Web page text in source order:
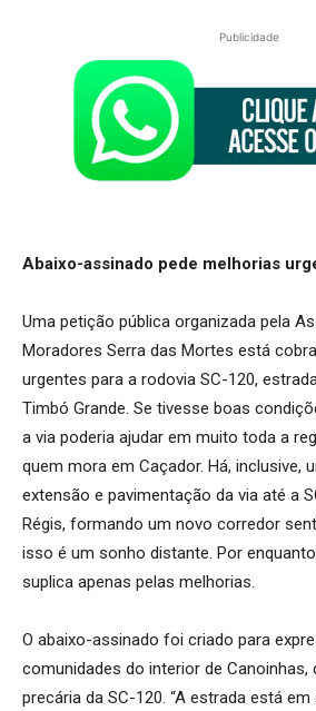
Publicidade
Abaixo-assinado pede melhorias
Uma petição pública organizada pela
Moradores Serra das Mortes está
urgentes para a rodovia SC-120,
Timbó Grande. Se tivesse boas
a via poderia ajudar em muito toda a
quem mora em Caçador. Há, inclusive,
extensão e pavimentação da via até a
Régis, formando um novo corredor
isso é um sonho distante. Por
suplica apenas pelas melhorias.
O abaixo-assinado foi criado para
comunidades do interior de Canoinhas,
precária da SC-120. “A estrada está